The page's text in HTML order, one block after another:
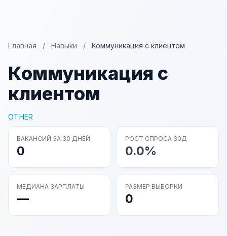
Главная / Навыки / Коммуникация с клиентом
Коммуникация с
клиентом
OTHER
ВАКАНСИЙ ЗА 30 ДНЕЙ
0
РОСТ СПРОСА 30Д
0.0%
МЕДИАНА ЗАРПЛАТЫ
—
РАЗМЕР ВЫБОРКИ
0